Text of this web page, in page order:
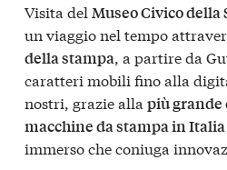
Visita del Museo Civico della
un viaggio nel tempo
della stampa, a partire da
caratteri mobili fino alla
nostri, grazie alla più grande
macchine da stampa in Italia
immerso che coniuga